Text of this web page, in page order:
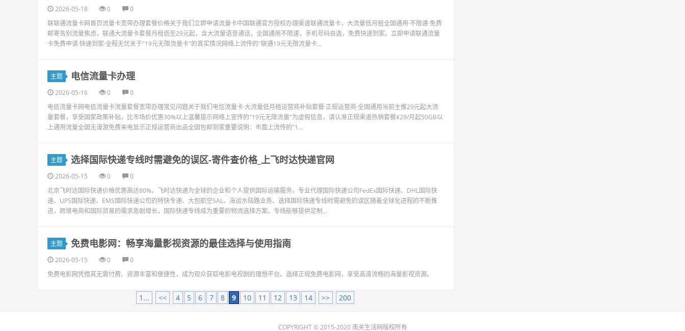
2026-05-18 0
0
联联通流量卡网首页流量卡宽带办理套餐价格关于我们立即申请流量卡中国联通官方授权办理渠道联通流量卡，大流量低月租全国通用·不限速·免费
邮寄告别流量焦虑，联通大流量卡套餐月租低至29元起，含大流量语音通话，全国通用不限速，手机号码自选，免费快递到家。立即申请联通流量
卡免费申请·快递到家·全程无忧关于"19元无限流量卡"的真实情况网络上流传的"联通19元无限流量卡...
主题 电信流量卡办理
2026-05-16 0
0
电信流量卡网电信流量卡流量套餐宽带办理常见问题关于我们电信流量卡·大流量低月租运营商补贴套餐·正规运营商·全国通用当前主推29元起大流
量套餐，享受国家政策补贴，比市场价优惠30%以上温馨提示网络上宣传的"19元无限流量"为虚假信息，请认准正规渠道热销套餐¥29/月起50GB以
上通用流量全国无漫游免费来电显示正规运营商出品全国包邮到家重要说明：市面上流传的"1...
主题 选择国际快递专线时需避免的误区-寄件查价格_上飞时达快递官网
2026-05-15 0
0
北京飞时达国际快递价格优惠高达80%。飞时达快递为全球的企业和个人提供国际运输服务，专业代理国际快递公司FedEx国际快递、DHL国际快
递、UPS国际快递、EMS国际快递公司的特快专递、大包航空SAL、海运水陆路业务。选择国际快递专线时需避免的误区随着全球化进程的不断推
进，跨境电商和国际贸易的需求急剧增长，国际快递专线成为重要的物流选择方案。专线能够提供定制...
主题 免费电影网：畅享海量影视资源的最佳选择与使用指南
2026-05-15 0
0
免费电影网凭借其无需付费、资源丰富和便捷性，成为观众获取电影电视剧的理想平台。选择正规免费电影网，享受高清流畅的海量影视资源。
1... << 4 5 6 7 8 9 10 11 12 13 14 >> 200
COPYRIGHT © 2015-2020 南关生活网版权所有